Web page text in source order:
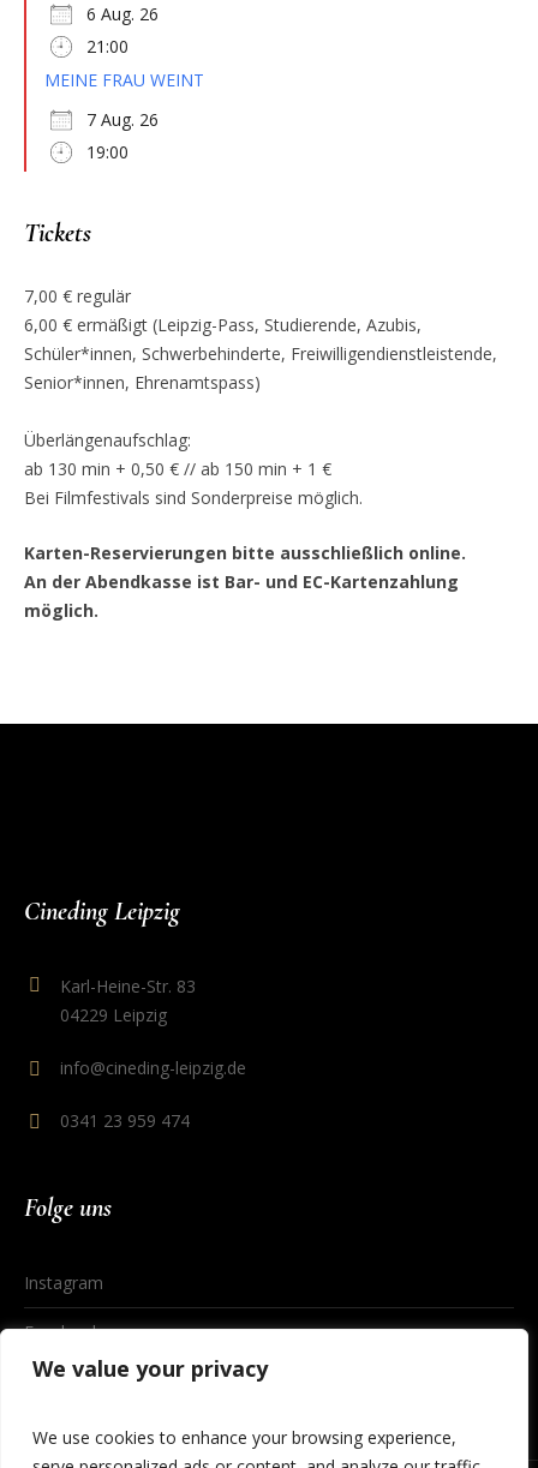
We value your privacy
We use cookies to enhance your browsing experience,
6 Aug. 26
21:00
MEINE FRAU WEINT
7 Aug. 26
19:00
Tickets
7,00 € regulär
6,00 € ermäßigt (Leipzig-Pass, Studierende, Azubis,
Schüler*innen, Schwerbehinderte, Freiwilligendienstleistende,
Senior*innen, Ehrenamtspass)
Überlängenaufschlag:
ab 130 min + 0,50 € // ab 150 min + 1 €
Bei Filmfestivals sind Sonderpreise möglich.
Karten-Reservierungen bitte ausschließlich online.
An der Abendkasse ist Bar- und EC-Kartenzahlung
möglich.
Cineding Leipzig
Karl-Heine-Str. 83
04229 Leipzig
info@cineding-leipzig.de
0341 23 959 474
Folge uns
Instagram
Facebook